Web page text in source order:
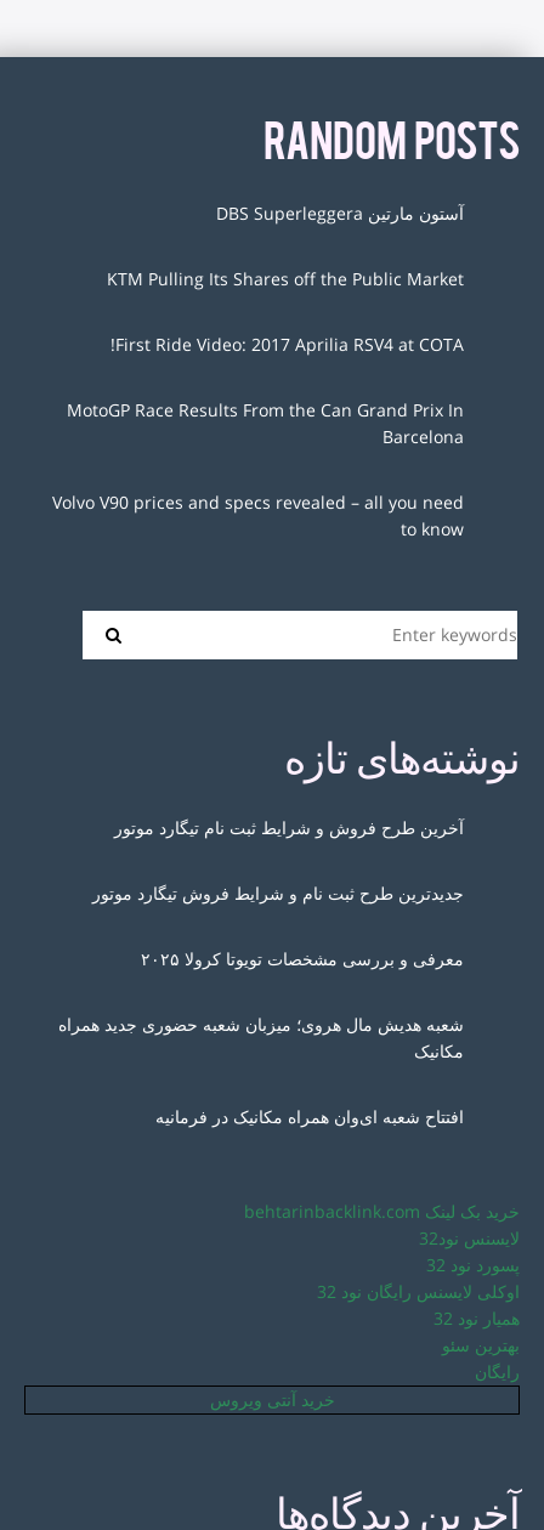
RANDOM POSTS
آستون مارتین DBS Superleggera
KTM Pulling Its Shares off the Public Market
First Ride Video: 2017 Aprilia RSV4 at COTA!
MotoGP Race Results From the Can Grand Prix In
Barcelona
Volvo V90 prices and specs revealed – all you need
to know
نوشته‌های تازه
آخرین طرح فروش و شرایط ثبت نام تیگارد موتور
جدیدترین طرح ثبت نام و شرایط فروش تیگارد موتور
معرفی و بررسی مشخصات تویوتا کرولا ۲۰۲۵
شعبه هدیش مال هروی؛ میزبان شعبه حضوری جدید همراه
مکانیک
افتتاح شعبه ای‌وان همراه مکانیک در فرمانیه
خرید بک لینک behtarinbacklink.com
لایسنس نود32
پسورد نود 32
اوکلی لایسنس رایگان نود 32
همیار نود 32
بهترین سئو
رایگان
خرید آنتی ویروس
آخرین دیدگاه‌ها